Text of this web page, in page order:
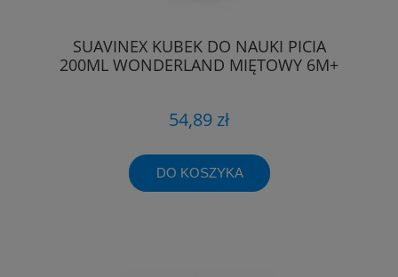
SUAVINEX KUBEK DO NAUKI PICIA
200ML WONDERLAND MIĘTOWY 6M+
54,89 zł
DO KOSZYKA